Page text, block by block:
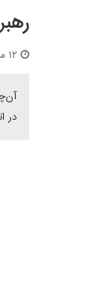
در